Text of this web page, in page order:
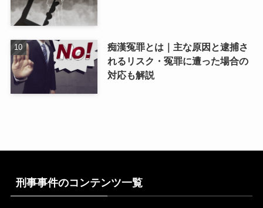
痴漢冤罪とは｜主な原因と逮捕さ
れるリスク・冤罪に遭った場合の
対応も解説
刑事事件のコンテンツ一覧